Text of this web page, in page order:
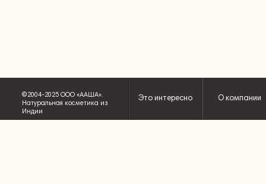
Это интересно О компании
©2004-2025 ООО «ААША».
Натуральная косметика из
Индии